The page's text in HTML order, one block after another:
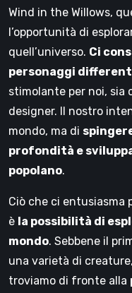
Wind in the Willows,
l’opportunità di
quell’universo. Ci
personaggi
stimolante per noi, sia
designer. Il nostro
mondo, ma di
profondità e
popolano.
Ciò che ci entusiasma
è la possibilità di
mondo. Sebbene il
una varietà di
troviamo di fronte alla